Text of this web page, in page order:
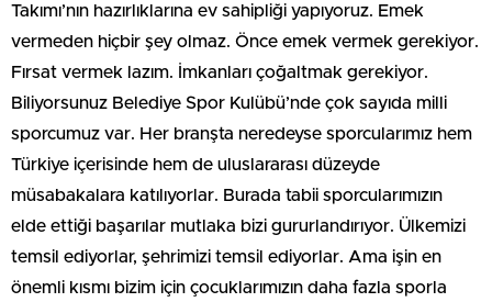
Takımı’nın hazırlıklarına ev sahipliği yapıyoruz. Emek
vermeden hiçbir şey olmaz. Önce emek vermek gerekiyor.
Fırsat vermek lazım. İmkanları çoğaltmak gerekiyor.
Biliyorsunuz Belediye Spor Kulübü’nde çok sayıda milli
sporcumuz var. Her branşta neredeyse sporcularımız hem
Türkiye içerisinde hem de uluslararası düzeyde
müsabakalara katılıyorlar. Burada tabii sporcularımızın
elde ettiği başarılar mutlaka bizi gururlandırıyor. Ülkemizi
temsil ediyorlar, şehrimizi temsil ediyorlar. Ama işin en
önemli kısmı bizim için çocuklarımızın daha fazla sporla